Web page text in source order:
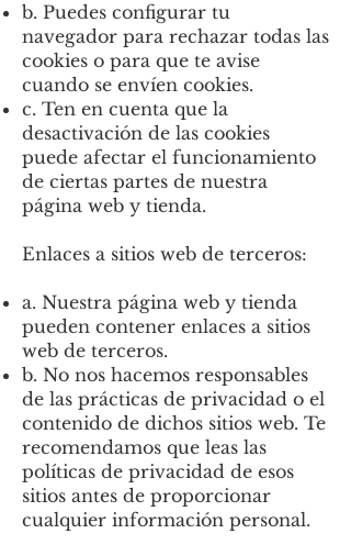
b. Puedes configurar tu
navegador para rechazar todas las
cookies o para que te avise
cuando se envíen cookies.
c. Ten en cuenta que la
desactivación de las cookies
puede afectar el funcionamiento
de ciertas partes de nuestra
página web y tienda.
Enlaces a sitios web de terceros:
a. Nuestra página web y tienda
pueden contener enlaces a sitios
web de terceros.
b. No nos hacemos responsables
de las prácticas de privacidad o el
contenido de dichos sitios web. Te
recomendamos que leas las
políticas de privacidad de esos
sitios antes de proporcionar
cualquier información personal.